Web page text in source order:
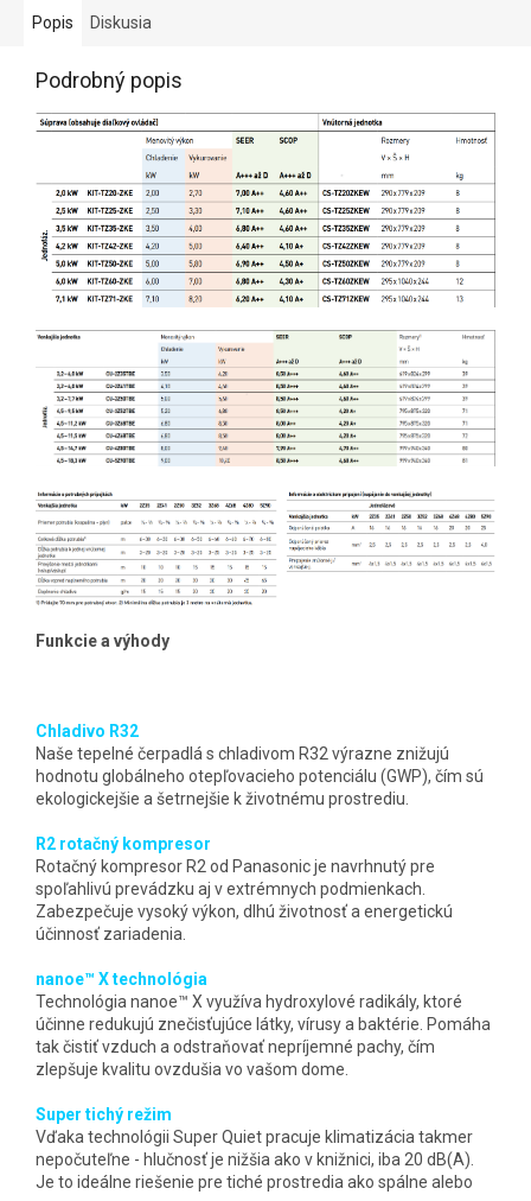
Popis Diskusia
Podrobný popis
Funkcie a výhody
Chladivo R32
Naše tepelné čerpadlá s chladivom R32 výrazne znižujú
hodnotu globálneho otepľovacieho potenciálu (GWP), čím sú
ekologickejšie a šetrnejšie k životnému prostrediu.
R2 rotačný kompresor
Rotačný kompresor R2 od Panasonic je navrhnutý pre
spoľahlivú prevádzku aj v extrémnych podmienkach.
Zabezpečuje vysoký výkon, dlhú životnosť a energetickú
účinnosť zariadenia.
nanoe™ X technológia
Technológia nanoe™ X využíva hydroxylové radikály, ktoré
účinne redukujú znečisťujúce látky, vírusy a baktérie. Pomáha
tak čistiť vzduch a odstraňovať nepríjemné pachy, čím
zlepšuje kvalitu ovzdušia vo vašom dome.
Super tichý režim
Vďaka technológii Super Quiet pracuje klimatizácia takmer
nepočuteľne - hlučnosť je nižšia ako v knižnici, iba 20 dB(A).
Je to ideálne riešenie pre tiché prostredia ako spálne alebo